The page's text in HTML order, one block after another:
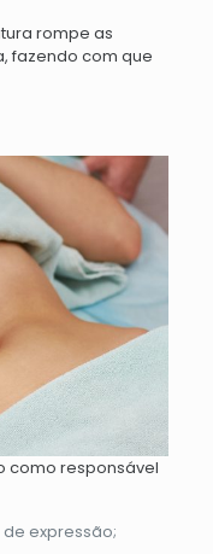
rompe as
fazendo com que
como responsável
expressão;